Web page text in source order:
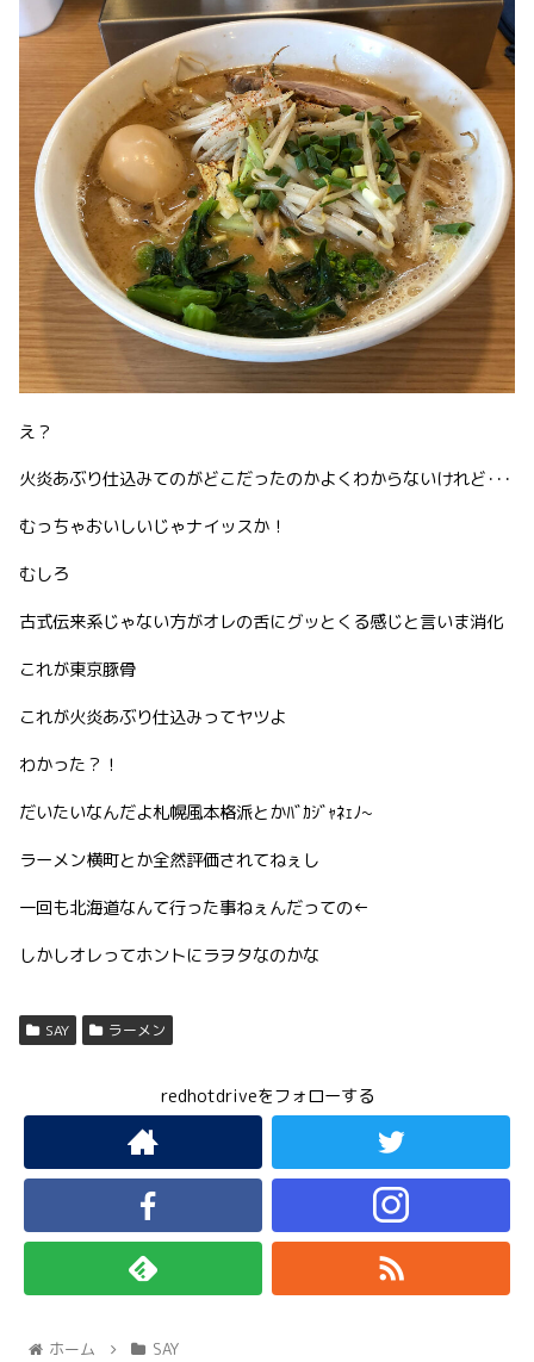
え？
火炎あぶり仕込みてのがどこだったのかよくわからないけれど･･･
むっちゃおいしいじゃナイッスか！
むしろ
古式伝来系じゃない方がオレの舌にグッとくる感じと言いま消化
これが東京豚骨
これが火炎あぶり仕込みってヤツよ
わかった？！
だいたいなんだよ札幌風本格派とかﾊﾞｶｼﾞｬﾈｪﾉ~
ラーメン横町とか全然評価されてねぇし
一回も北海道なんて行った事ねぇんだっての←
しかしオレってホントにラヲタなのかな
SAY ラーメン
redhotdriveをフォローする
ホーム SAY